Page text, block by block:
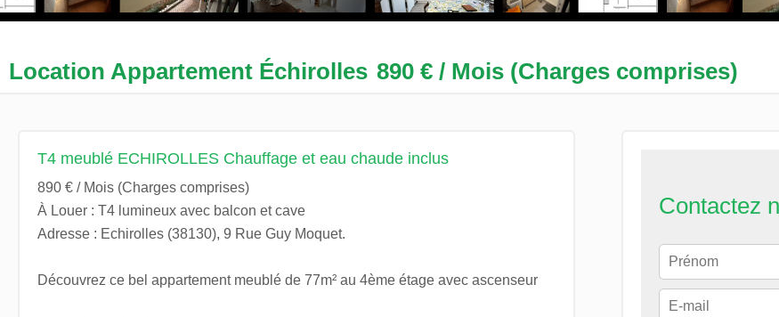
Location Appartement Échirolles 890 € / Mois (Charges comprises)
T4 meublé ECHIROLLES Chauffage et eau chaude inclus
890 € / Mois (Charges comprises)
À Louer : T4 lumineux avec balcon et cave
Adresse : Echirolles (38130), 9 Rue Guy Moquet.
Découvrez ce bel appartement meublé de 77m² au 4ème étage avec ascenseur
Contactez